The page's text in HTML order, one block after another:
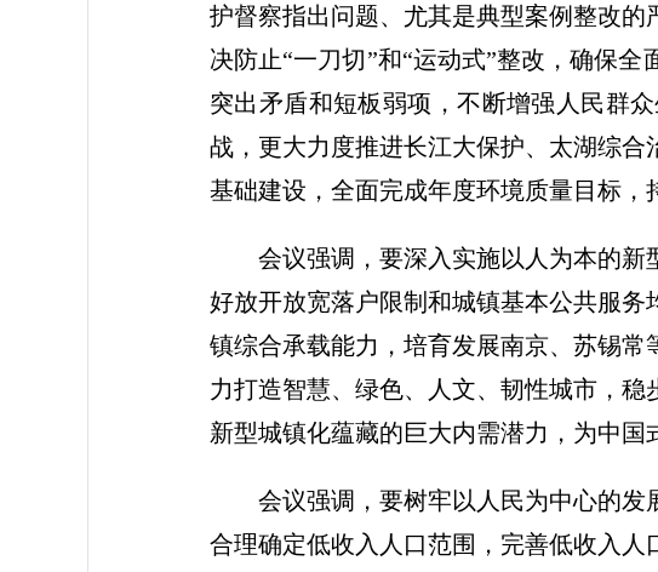
护督察指出问题、尤其是典型案例整改
决防止“一刀切”和“运动式”整改，确保
突出矛盾和短板弱项，不断增强人民群
战，更大力度推进长江大保护、太湖综
基础建设，全面完成年度环境质量目标，
会议强调，要深入实施以人为本的
好放开放宽落户限制和城镇基本公共服
镇综合承载能力，培育发展南京、苏锡
力打造智慧、绿色、人文、韧性城市，
新型城镇化蕴藏的巨大内需潜力，为中国
会议强调，要树牢以人民为中心的发
合理确定低收入人口范围，完善低收入